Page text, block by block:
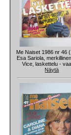
Me Naiset 1986 nr 46
Esa Sariola,
Vice, laskettelu -
Näytä